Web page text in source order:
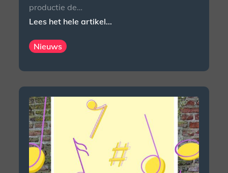
productie de…
Lees het hele artikel...
Nieuws